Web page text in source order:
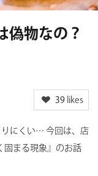
KISS
偽物なの？
39 likes
りにくい… 今回は、店
固まる現象』のお話